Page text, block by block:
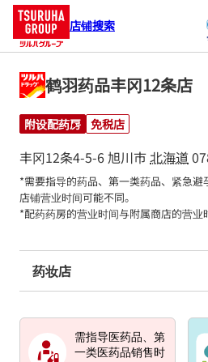
店铺搜索
鹤羽药品丰冈12条店
附设配药房 免税店
丰冈12条4-5-6旭川市北海道
*需要指导的药品、第一类药品、紧急
店铺营业时间可能不同。
*配药药房的营业时间与附属商店的营业
药妆店
需指导医药品、第
一类医药品销售时